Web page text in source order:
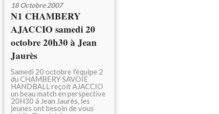
18 Octobre 2007
N1 CHAMBERY
AJACCIO samedi 20
octobre 20h30 à Jean
Jaurès
Samedi 20 octobre l'équipe 2
du CHAMBERY SAVOIE
HANDBALL reçoit AJACCIO
un beau match en perspective
20H30 à Jean Jaurès, les
jeunes ont besoin de vous